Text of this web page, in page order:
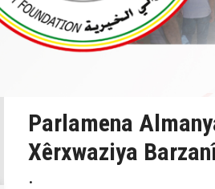
Parlamena
Xêrxwaziya
.